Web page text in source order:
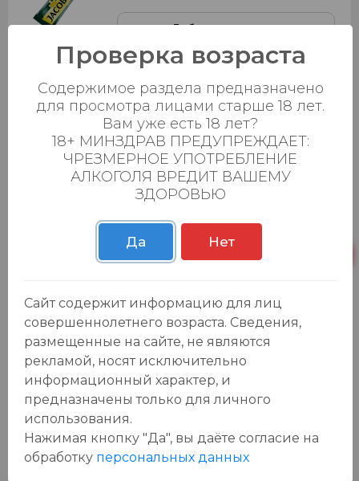
Добавить в корзину
Лапша б/п "Роллтон" курица по-
домашнему 90гр.
79.99 ₽
0
Добавить в корзину
Кофейный напиток "Торабика
Капучино" 25.5гр.
0
Добавить в корзину
Кофейный напиток "Торабика Крем
Латте" 30гр.
29.99 ₽
0
Проверка возраста
Содержимое раздела предназначено
для просмотра лицами старше 18 лет.
Вам уже есть 18 лет?
18+ МИНЗДРАВ ПРЕДУПРЕЖДАЕТ:
ЧРЕЗМЕРНОЕ УПОТРЕБЛЕНИЕ
АЛКОГОЛЯ ВРЕДИТ ВАШЕМУ
ЗДОРОВЬЮ
Да Нет
Сайт содержит информацию для лиц
совершеннолетнего возраста. Сведения,
размещенные на сайте, не являются
рекламой, носят исключительно
информационный характер, и
предназначены только для личного
использования.
Нажимая кнопку "Да", вы даёте cогласие на
обработку персональных данных